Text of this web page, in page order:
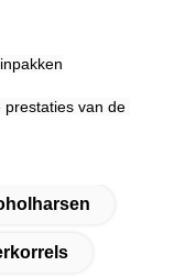
prestaties van de